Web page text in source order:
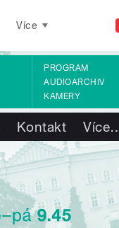
Více
PROGRAM
AUDIOARCHIV
KAMERY
Kontakt Více